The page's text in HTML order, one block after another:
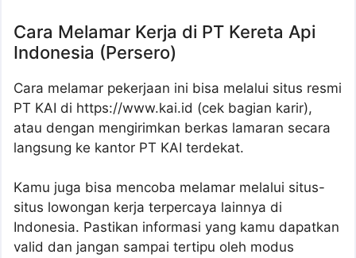
Cara Melamar Kerja di PT Kereta Api
Indonesia (Persero)
Cara melamar pekerjaan ini bisa melalui situs resmi
PT KAI di https://www.kai.id (cek bagian karir),
atau dengan mengirimkan berkas lamaran secara
langsung ke kantor PT KAI terdekat.
Kamu juga bisa mencoba melamar melalui situs-
situs lowongan kerja terpercaya lainnya di
Indonesia. Pastikan informasi yang kamu dapatkan
valid dan jangan sampai tertipu oleh modus